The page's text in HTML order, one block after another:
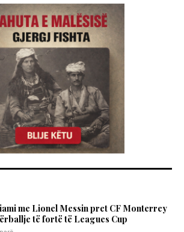
me Lionel Messin pret CF Monterrey
të fortë të Leagues Cup